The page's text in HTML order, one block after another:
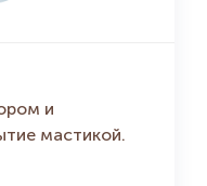
и
мастикой.